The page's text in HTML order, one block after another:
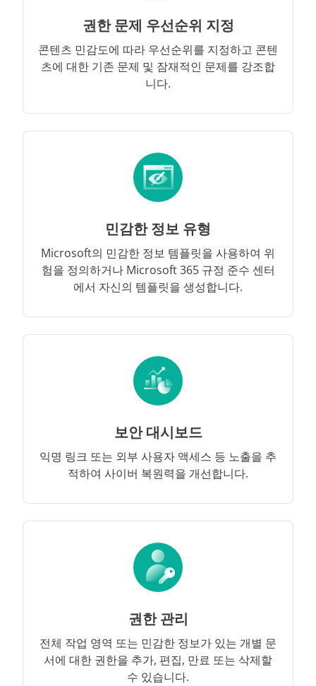
권한 문제 우선순위 지정
콘텐츠 민감도에 따라 우선순위를 지정하고 콘텐
츠에 대한 기존 문제 및 잠재적인 문제를 강조합
니다.
민감한 정보 유형
Microsoft의 민감한 정보 템플릿을 사용하여 위
험을 정의하거나 Microsoft 365 규정 준수 센터
에서 자신의 템플릿을 생성합니다.
보안 대시보드
익명 링크 또는 외부 사용자 액세스 등 노출을 추
적하여 사이버 복원력을 개선합니다.
권한 관리
전체 작업 영역 또는 민감한 정보가 있는 개별 문
서에 대한 권한을 추가, 편집, 만료 또는 삭제할
수 있습니다.